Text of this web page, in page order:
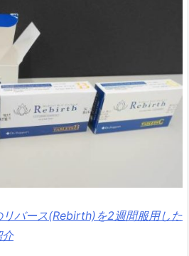
バース(Rebirth)を2週間服用した